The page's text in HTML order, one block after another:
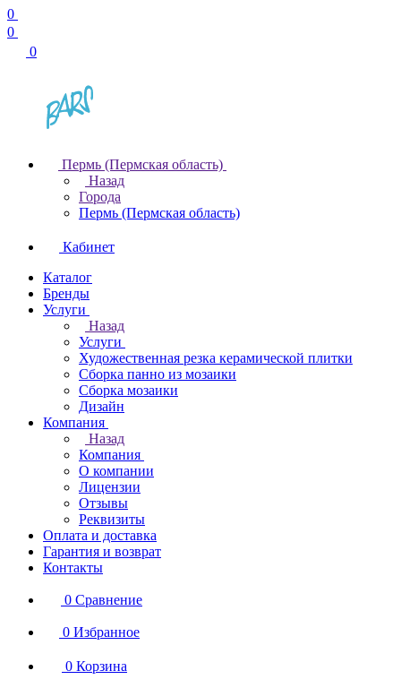
0
0
0
Пермь (Пермская область)
Назад
Города
Пермь (Пермская область)
Кабинет
Каталог
Бренды
Услуги
Назад
Услуги
Художественная резка керамической плитки
Сборка панно из мозаики
Сборка мозаики
Дизайн
Компания
Назад
Компания
О компании
Лицензии
Отзывы
Реквизиты
Оплата и доставка
Гарантия и возврат
Контакты
0 Сравнение
0 Избранное
0 Корзина